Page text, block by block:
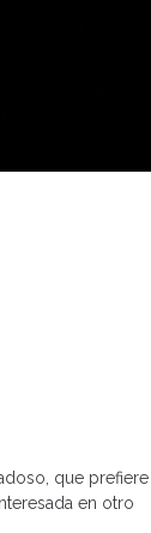
que prefiere
en otro